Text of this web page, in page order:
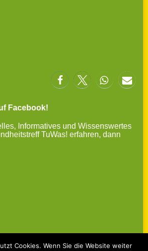
Facebook!
Informatives und Wissenswertes
TuWas! erfahren, dann
Cookies. Wenn Sie die Website weiter